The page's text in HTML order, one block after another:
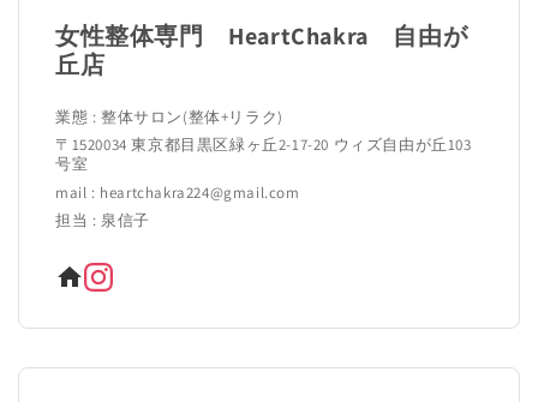
女性整体専門 HeartChakra 自由が
丘店
業態 : 整体サロン(整体+リラク)
〒1520034 東京都目黒区緑ヶ丘2-17-20 ウィズ自由が丘103
号室
mail : heartchakra224@gmail.com
担当 : 泉信子